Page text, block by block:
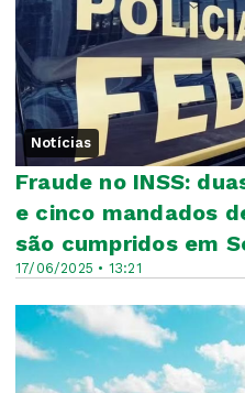
Notícias
17/06/2025 • 13:21
Fraude no INSS:
e cinco mandados
são cumpridos em